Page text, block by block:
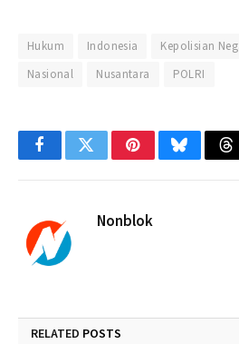
Hukum Indonesia
Kepolisian
Nasional
Nusantara POLRI
FacebookTwitterPinterestBluesky
Nonblok
RELATED POSTS